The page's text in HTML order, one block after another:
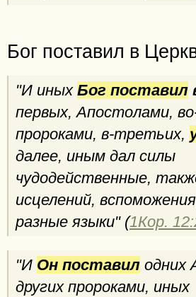
Бог поставил в
"И иных Бог поставил
первых, Апостолами,
пророками, в-третьих,
далее, иным дал силы
чудодейственные,
исцелений,
разные языки" (1Кор.
"И Он поставил одних
других пророками, иных